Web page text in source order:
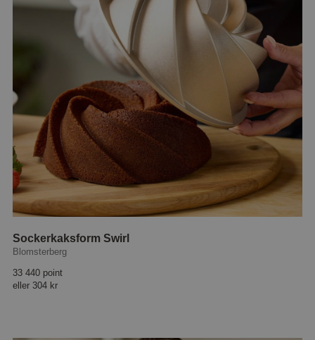
Sockerkaksform Swirl
Blomsterberg
33 440 point
eller 304 kr